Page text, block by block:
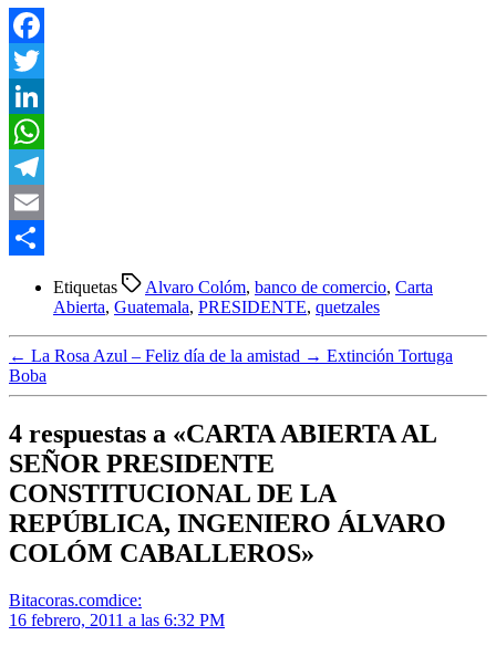
Facebook
Twitter
LinkedIn
WhatsApp
Telegram
Email
Etiquetas Alvaro Colóm, banco de comercio, Carta
Abierta, Guatemala, PRESIDENTE, quetzales
← La Rosa Azul – Feliz día de la amistad → Extinción Tortuga
Boba
4 respuestas a «CARTA ABIERTA AL
SEÑOR PRESIDENTE
CONSTITUCIONAL DE LA
REPÚBLICA, INGENIERO ÁLVARO
COLÓM CABALLEROS»
Bitacoras.comdice:
16 febrero, 2011 a las 6:32 PM